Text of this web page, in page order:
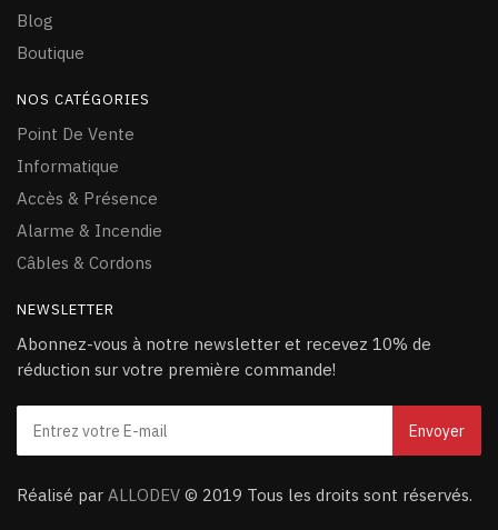
Blog
Boutique
NOS CATÉGORIES
Point De Vente
Informatique
Accès & Présence
Alarme & Incendie
Câbles & Cordons
NEWSLETTER
Abonnez-vous à notre newsletter et recevez 10% de
réduction sur votre première commande!
Réalisé par ALLODEV © 2019 Tous les droits sont réservés.